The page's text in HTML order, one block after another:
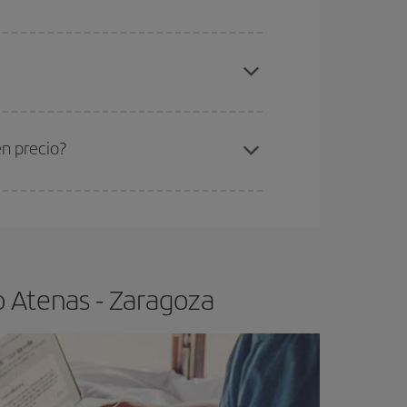
precio?
- Zaragoza